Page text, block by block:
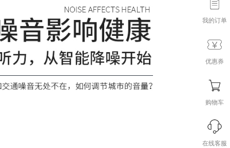
我的订单
优惠券
购物车
在线客服